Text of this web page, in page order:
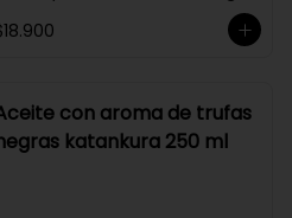
con aroma de trufas
katankura 250 ml